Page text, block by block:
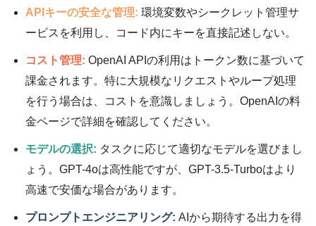
APIキーの安全な管理: 環境変数やシークレット管理サ
ービスを利用し、コード内にキーを直接記述しない。
コスト管理: OpenAI APIの利用はトークン数に基づいて
課金されます。特に大規模なリクエストやループ処理
を行う場合は、コストを意識しましょう。OpenAIの料
金ページで詳細を確認してください。
モデルの選択: タスクに応じて適切なモデルを選びまし
ょう。GPT-4oは高性能ですが、GPT-3.5-Turboはより
高速で安価な場合があります。
プロンプトエンジニアリング: AIから期待する出力を得